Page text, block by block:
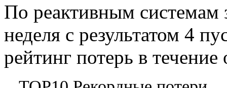
По реактивным системам
неделя с результатом 4
рейтинг потерь в